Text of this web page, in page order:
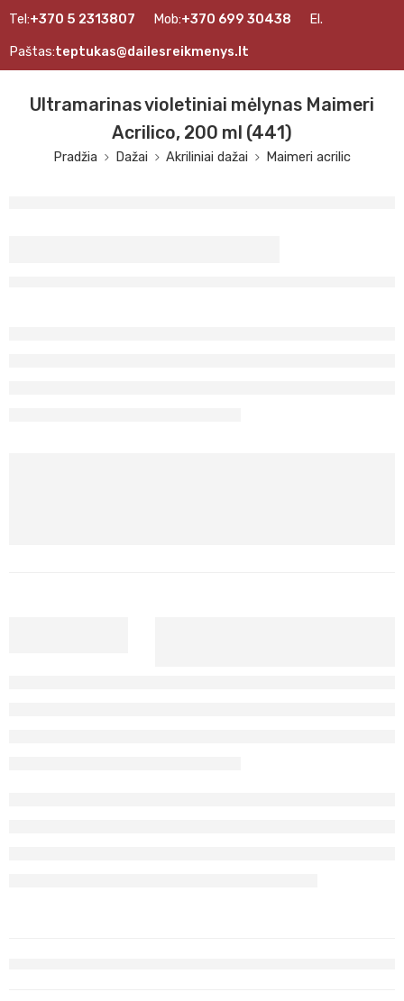
Tel:+370 5 2313807 Mob:+370 699 30438 El.
Paštas:teptukas@dailesreikmenys.lt
Ultramarinas violetiniai mėlynas Maimeri
Acrilico, 200 ml (441)
Pradžia Dažai Akriliniai dažai Maimeri acrilic